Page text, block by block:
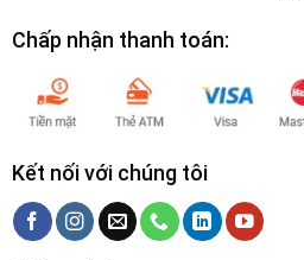
Chấp nhận thanh toán:
Kết nối với chúng tôi